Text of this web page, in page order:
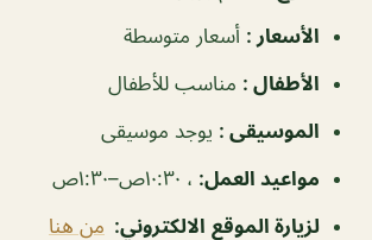
الأسعار : أسعار متوسطة
الأطفال : مناسب للأطفال
الموسيقى : يوجد موسيقى
مواعيد العمل: ، ١٠:٣٠ص–١:٣٠ص
لزيارة الموقع الالكتروني: من هنا